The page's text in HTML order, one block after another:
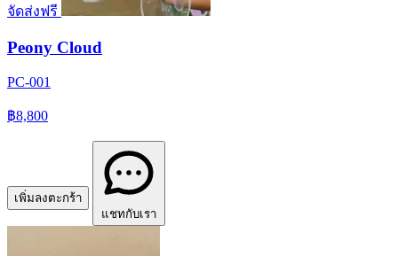
จัดส่งฟรี
Peony Cloud
PC-001
฿8,800
เพิ่มลงตะกร้า
แชทกับเรา